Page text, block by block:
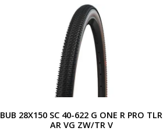
BUB 28X150 SC 40-622 G ONE R PRO TLR
AR VG ZW/TR V